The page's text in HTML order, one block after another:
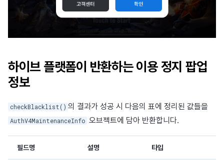
하이브 플랫폼이 반환하는 이용 정지 팝업
정보
checkBlacklist() 의 결과가 성공 시 다음의 표에 정리된 값들을
AuthV4MaintenanceInfo 오브젝트에 담아 반환합니다.
필드명 설명 타입